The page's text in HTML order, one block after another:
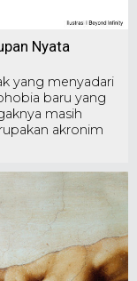
Nyata
yang menyadari
baru yang
masih
akronim